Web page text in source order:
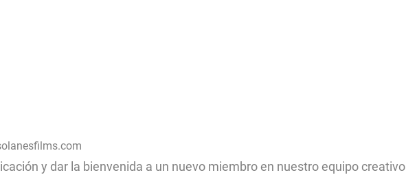
y dar la bienvenida a un nuevo miembro en nuestro equipo creativo